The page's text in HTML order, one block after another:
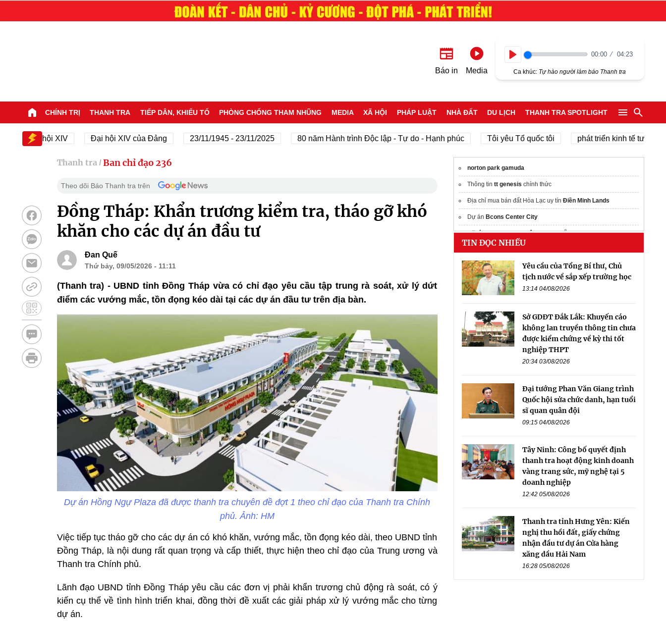
Báo in Media
00:00 04:23
Ca khúc: Tự hào người làm báo Thanh tra
CHÍNH TRỊ THANH TRA TIẾP DÂN, KHIẾU TỐ PHÒNG CHỐNG THAM NHŨNG MEDIA XÃ HỘI PHÁP LUẬT NHÀ ĐẤT DU LỊCH THANH TRA SPOTLIGHT
Đại hội XIV Đại hội XIV của Đảng 23/11/1945 - 23/11/2025 80 năm Hành trình Độc lập - Tự do - Hạnh phúc Tôi yêu Tổ quốc tôi phát triển kinh tế tư nhân
Thanh tra / Ban chỉ đạo 236
Theo dõi Báo Thanh tra trên
Đồng Tháp: Khẩn trương kiểm tra, tháo gỡ khó
khăn cho các dự án đầu tư
Đan Quế
Thứ bảy, 09/05/2026 - 11:11
(Thanh tra) - UBND tỉnh Đồng Tháp vừa có chỉ đạo yêu cầu tập trung rà soát, xử lý dứt
điểm các vướng mắc, tồn đọng kéo dài tại các dự án đầu tư trên địa bàn.
Dự án Hồng Ngự Plaza đã được thanh tra chuyên đề đợt 1 theo chỉ đạo của Thanh tra Chính
phủ. Ảnh: HM
Việc tiếp tục tháo gỡ cho các dự án có khó khăn, vướng mắc, tồn đọng kéo dài, theo UBND tỉnh
Đồng Tháp, là nội dung rất quan trọng và cấp thiết, thực hiện theo chỉ đạo của Trung ương và
Thanh tra Chính phủ.
Lãnh đạo UBND tỉnh Đồng Tháp yêu cầu các đơn vị phải khẩn trương chủ động rà soát, có ý
kiến cụ thể về tình hình triển khai, đồng thời đề xuất các giải pháp xử lý vướng mắc cho từng
dự án.
norton park gamuda
Thông tin tt genesis chính thức
Địa chỉ mua bán đất Hòa Lạc uy tín Điền Minh Lands
Dự án Bcons Center City
Đặtáo team building công tymay sẵn
TIN ĐỌC NHIỀU
Yêu cầu của Tổng Bí thư, Chủ
tịch nước về sắp xếp trường học
13:14 04/08/2026
Sở GDĐT Đắk Lắk: Khuyến cáo
không lan truyền thông tin chưa
được kiểm chứng về kỳ thi tốt
nghiệp THPT
20:34 03/08/2026
Đại tướng Phan Văn Giang trình
Quốc hội sửa chức danh, hạn tuổi
sĩ quan quân đội
09:15 04/08/2026
Tây Ninh: Công bố quyết định
thanh tra hoạt động kinh doanh
vàng trang sức, mỹ nghệ tại 5
doanh nghiệp
12:42 05/08/2026
Thanh tra tỉnh Hưng Yên: Kiến
nghị thu hồi đất, giấy chứng
nhận đầu tư dự án Cửa hàng
xăng dầu Hải Nam
16:28 05/08/2026